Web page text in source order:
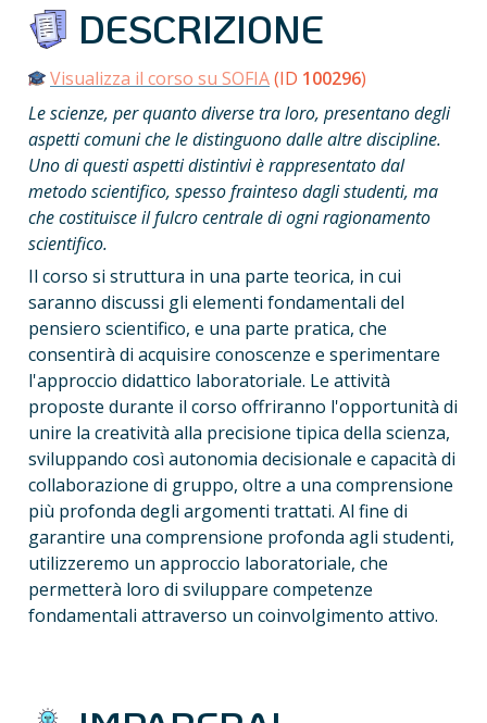
DESCRIZIONE
Visualizza il corso su SOFIA (ID 100296)
Le scienze, per quanto diverse tra loro, presentano degli
aspetti comuni che le distinguono dalle altre discipline.
Uno di questi aspetti distintivi è rappresentato dal
metodo scientifico, spesso frainteso dagli studenti, ma
che costituisce il fulcro centrale di ogni ragionamento
scientifico.
Il corso si struttura in una parte teorica, in cui
saranno discussi gli elementi fondamentali del
pensiero scientifico, e una parte pratica, che
consentirà di acquisire conoscenze e sperimentare
l'approccio didattico laboratoriale. Le attività
proposte durante il corso offriranno l'opportunità di
unire la creatività alla precisione tipica della scienza,
sviluppando così autonomia decisionale e capacità di
collaborazione di gruppo, oltre a una comprensione
più profonda degli argomenti trattati. Al fine di
garantire una comprensione profonda agli studenti,
utilizzeremo un approccio laboratoriale, che
permetterà loro di sviluppare competenze
fondamentali attraverso un coinvolgimento attivo.